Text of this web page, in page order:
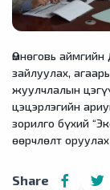
Өмнөговь
зайлуулах,
жуулчлалын
цэцэрлэгийн
зорилго бүхий
өөрчлөлт
Share